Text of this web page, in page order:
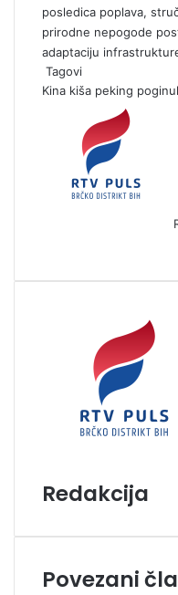
posledica poplava,
prirodne nepogode
adaptaciju
Tagovi
Kina kiša peking
Redakcija
Povezani